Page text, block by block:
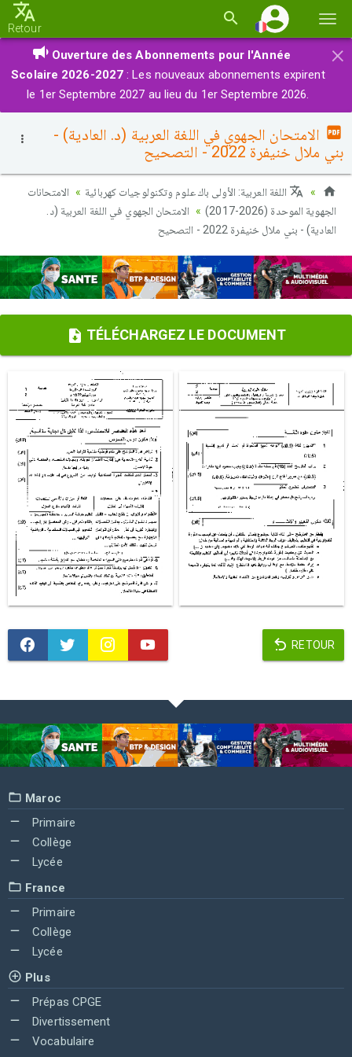
la
Retour
×
Ouverture des Abonnements pour l'Année
Scolaire 2026-2027 : Les nouveaux abonnements expirent
le 1er Septembre 2027 au lieu du 1er Septembre 2026.
الامتحان الجهوي في اللغة العربية (د. العادية) -
بني ملال خنيفرة 2022 - التصحيح
اللغة العربية: الأولى باك علوم وتكنولوجيات كهربائية
الامتحانات
الجهوية الموحدة (2026-2017)
الامتحان الجهوي في اللغة العربية (د.
العادية) - بني ملال خنيفرة 2022 - التصحيح
TÉLÉCHARGEZ LE DOCUMENT
RETOUR
Maroc
Primaire
Collège
Lycée
France
Primaire
Collège
Lycée
Plus
Prépas CPGE
Divertissement
Vocabulaire